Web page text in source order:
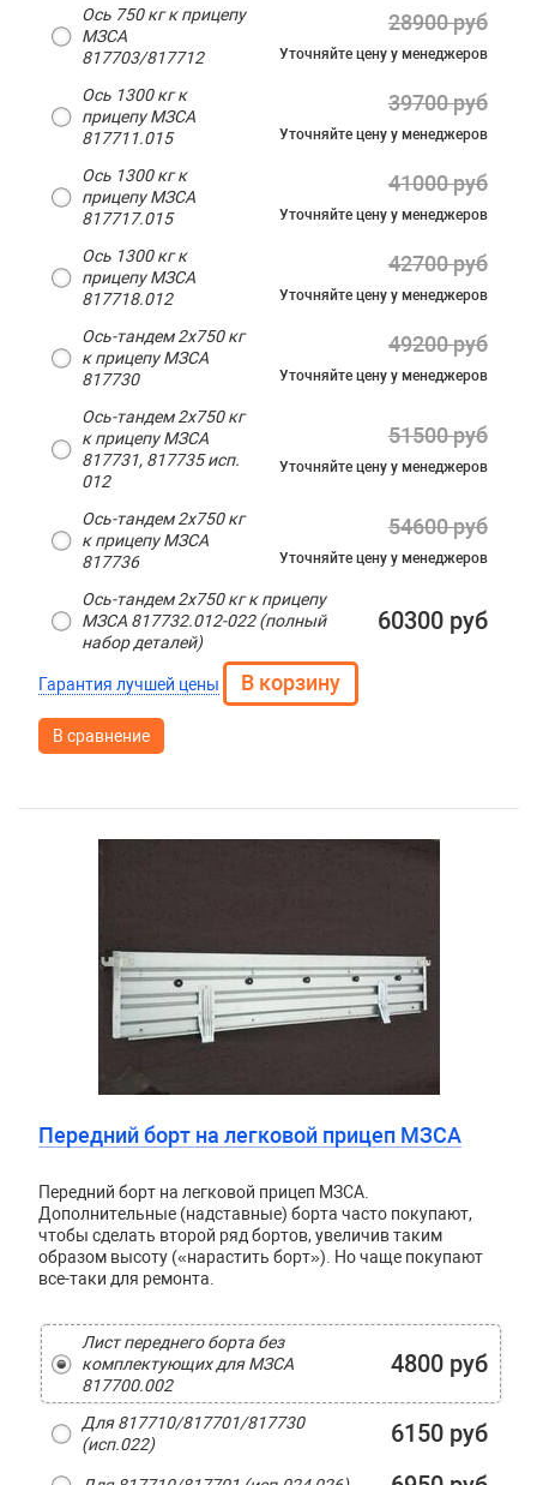
Ось 750 кг к прицепу
МЗСА
817703/817712
28900 руб
Уточняйте цену у менеджеров
Ось 1300 кг к
прицепу МЗСА
817711.015
39700 руб
Уточняйте цену у менеджеров
Ось 1300 кг к
прицепу МЗСА
817717.015
41000 руб
Уточняйте цену у менеджеров
Ось 1300 кг к
прицепу МЗСА
817718.012
42700 руб
Уточняйте цену у менеджеров
Ось-тандем 2х750 кг
к прицепу МЗСА
817730
49200 руб
Уточняйте цену у менеджеров
Ось-тандем 2х750 кг
к прицепу МЗСА
817731, 817735 исп.
012
51500 руб
Уточняйте цену у менеджеров
Ось-тандем 2х750 кг
к прицепу МЗСА
817736
54600 руб
Уточняйте цену у менеджеров
Ось-тандем 2х750 кг к прицепу
МЗСА 817732.012-022 (полный
набор деталей)
60300 руб
Гарантия лучшей цены
В сравнение
Передний борт на легковой прицеп МЗСА
Передний борт на легковой прицеп МЗСА.
Дополнительные (надставные) борта часто покупают,
чтобы сделать второй ряд бортов, увеличив таким
образом высоту («нарастить борт»). Но чаще покупают
все-таки для ремонта.
Лист переднего борта без
комплектующих для МЗСА
817700.002
4800 руб
Для 817710/817701/817730
(исп.022)
6150 руб